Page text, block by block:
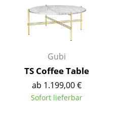
Couchtische
Schreibtische
Konferenztische
Stehtische & Stehpulte
Gubi
TS Coffee Table
ab 1.199,00 €
Sofort lieferbar